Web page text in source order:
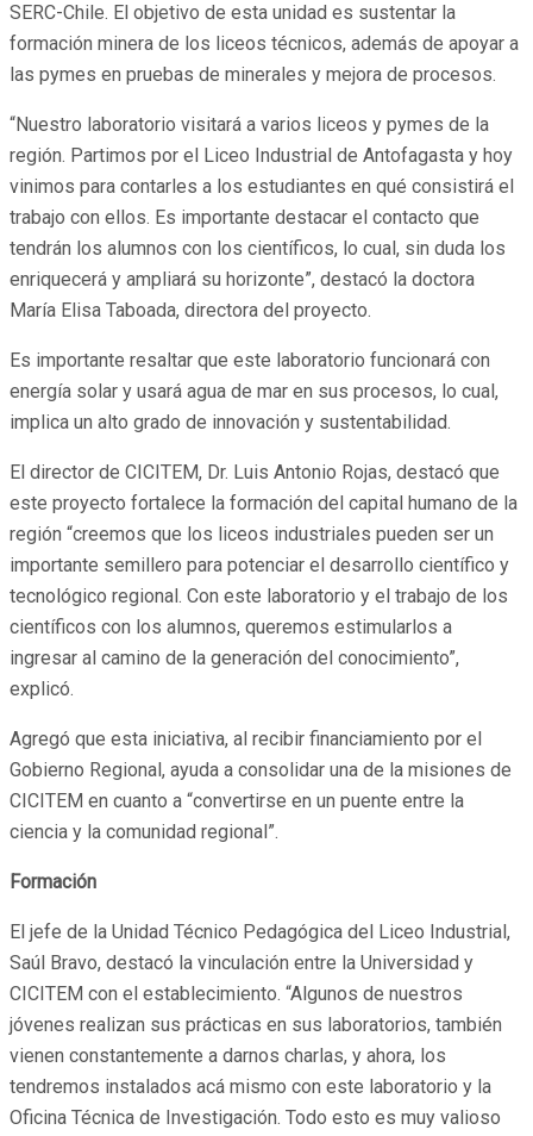
SERC-Chile. El objetivo de esta unidad es sustentar la
formación minera de los liceos técnicos, además de apoyar a
las pymes en pruebas de minerales y mejora de procesos.
“Nuestro laboratorio visitará a varios liceos y pymes de la
región. Partimos por el Liceo Industrial de Antofagasta y hoy
vinimos para contarles a los estudiantes en qué consistirá el
trabajo con ellos. Es importante destacar el contacto que
tendrán los alumnos con los científicos, lo cual, sin duda los
enriquecerá y ampliará su horizonte”, destacó la doctora
María Elisa Taboada, directora del proyecto.
Es importante resaltar que este laboratorio funcionará con
energía solar y usará agua de mar en sus procesos, lo cual,
implica un alto grado de innovación y sustentabilidad.
El director de CICITEM, Dr. Luis Antonio Rojas, destacó que
este proyecto fortalece la formación del capital humano de la
región “creemos que los liceos industriales pueden ser un
importante semillero para potenciar el desarrollo científico y
tecnológico regional. Con este laboratorio y el trabajo de los
científicos con los alumnos, queremos estimularlos a
ingresar al camino de la generación del conocimiento”,
explicó.
Agregó que esta iniciativa, al recibir financiamiento por el
Gobierno Regional, ayuda a consolidar una de la misiones de
CICITEM en cuanto a “convertirse en un puente entre la
ciencia y la comunidad regional”.
Formación
El jefe de la Unidad Técnico Pedagógica del Liceo Industrial,
Saúl Bravo, destacó la vinculación entre la Universidad y
CICITEM con el establecimiento. “Algunos de nuestros
jóvenes realizan sus prácticas en sus laboratorios, también
vienen constantemente a darnos charlas, y ahora, los
tendremos instalados acá mismo con este laboratorio y la
Oficina Técnica de Investigación. Todo esto es muy valioso